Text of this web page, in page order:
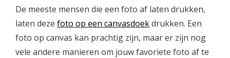
De meeste mensen die een foto af laten drukken,
laten deze foto op een canvasdoekdrukken. Een
foto op canvas kan prachtig zijn, maar er zijn nog
vele andere manieren om jouw favoriete foto af te